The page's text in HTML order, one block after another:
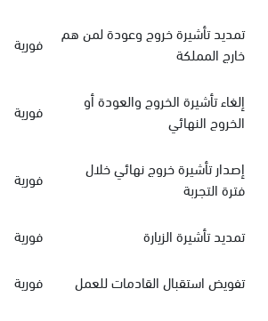
تمديد تأشيرة خروج وعودة لمن هم
خارج المملكة
فورية
إلغاء تأشيرة الخروج والعودة أو
الخروج النهائي
فورية
إصدار تأشيرة خروج نهائي خلال
فترة التجربة
فورية
تمديد تأشيرة الزيارة
فورية
تفويض استقبال القادمات للعمل
فورية